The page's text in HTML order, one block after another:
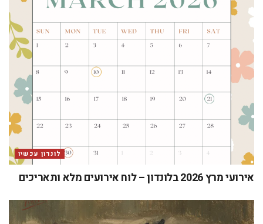
לונדון עכשיו
אירועי מרץ 2026 בלונדון – לוח אירועים מלא ותאריכים